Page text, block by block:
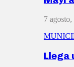
7
Llega